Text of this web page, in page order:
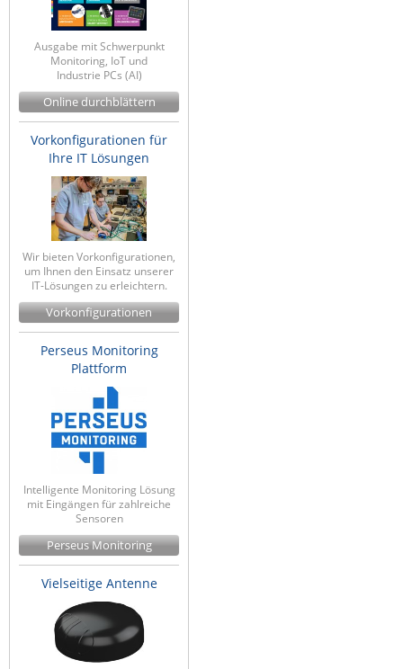
Ausgabe mit Schwerpunkt
Monitoring, IoT und
Industrie PCs (AI)
Online durchblättern
Vorkonfigurationen für
Ihre IT Lösungen
Wir bieten Vorkonfigurationen,
um Ihnen den Einsatz unserer
IT-Lösungen zu erleichtern.
Vorkonfigurationen
Perseus Monitoring
Plattform
Intelligente Monitoring Lösung
mit Eingängen für zahlreiche
Sensoren
Perseus Monitoring
Vielseitige Antenne